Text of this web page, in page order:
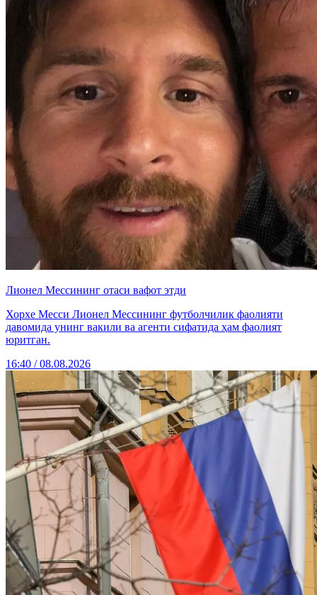
Лионел Мессининг отаси вафот этди
Хорхе Месси Лионел Мессининг футболчилик фаолияти
давомида унинг вакили ва агенти сифатида ҳам фаолият
юритган.
16:40 / 08.08.2026